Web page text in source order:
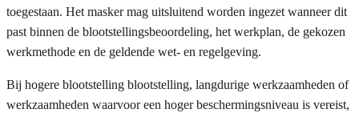
toegestaan. Het masker mag uitsluitend worden ingezet wanneer dit
past binnen de blootstellingsbeoordeling, het werkplan, de gekozen
werkmethode en de geldende wet- en regelgeving.
Bij hogere blootstelling blootstelling, langdurige werkzaamheden of
werkzaamheden waarvoor een hoger beschermingsniveau is vereist,